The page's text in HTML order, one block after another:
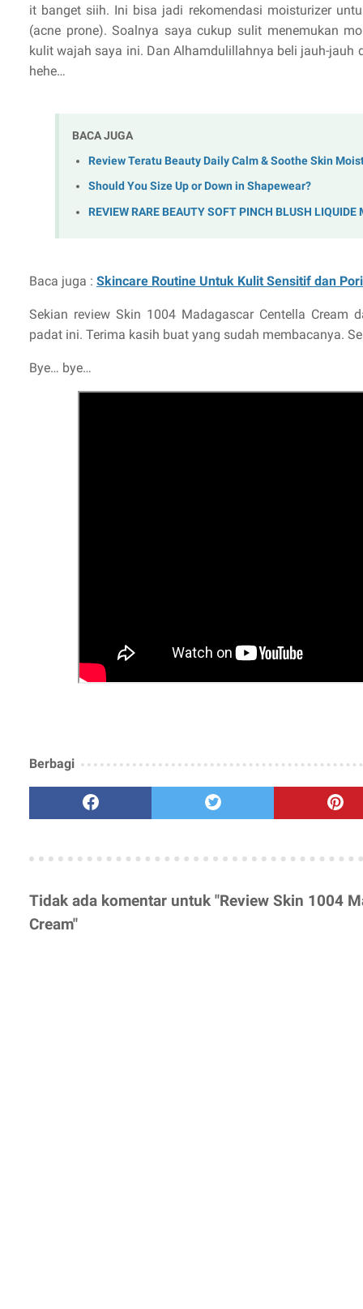
it banget siih. Ini bisa jadi rekomendasi moisturizer
(acne prone). Soalnya saya cukup sulit menemukan
kulit wajah saya ini. Dan Alhamdulillahnya beli jauh-jauh
hehe…
BACA JUGA
Review Teratu Beauty Daily Calm & Soothe Skin
Should You Size Up or Down in Shapewear?
REVIEW RARE BEAUTY SOFT PINCH BLUSH LIQUIDE
Baca juga : Skincare Routine Untuk Kulit Sensitif dan
Sekian review Skin 1004 Madagascar Centella Cream
padat ini. Terima kasih buat yang sudah membacanya.
Bye… bye…
Berbagi
Tidak ada komentar untuk "Review Skin 1004
Cream"